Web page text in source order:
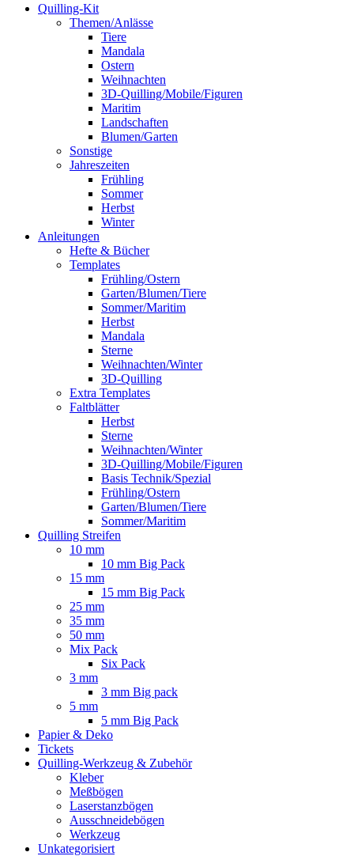
Quilling-Kit
Themen/Anlässe
Tiere
Mandala
Ostern
Weihnachten
3D-Quilling/Mobile/Figuren
Maritim
Landschaften
Blumen/Garten
Sonstige
Jahreszeiten
Frühling
Sommer
Herbst
Winter
Anleitungen
Hefte & Bücher
Templates
Frühling/Ostern
Garten/Blumen/Tiere
Sommer/Maritim
Herbst
Mandala
Sterne
Weihnachten/Winter
3D-Quilling
Extra Templates
Faltblätter
Herbst
Sterne
Weihnachten/Winter
3D-Quilling/Mobile/Figuren
Basis Technik/Spezial
Frühling/Ostern
Garten/Blumen/Tiere
Sommer/Maritim
Quilling Streifen
10 mm
10 mm Big Pack
15 mm
15 mm Big Pack
25 mm
35 mm
50 mm
Mix Pack
Six Pack
3 mm
3 mm Big pack
5 mm
5 mm Big Pack
Papier & Deko
Tickets
Quilling-Werkzeug & Zubehör
Kleber
Meßbögen
Laserstanzbögen
Ausschneidebögen
Werkzeug
Unkategorisiert